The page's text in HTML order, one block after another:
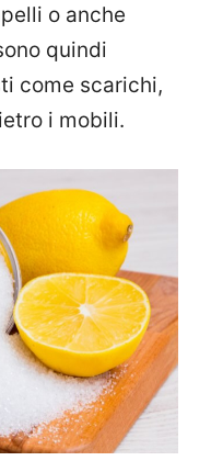
o anche
quindi
come scarichi,
i mobili.